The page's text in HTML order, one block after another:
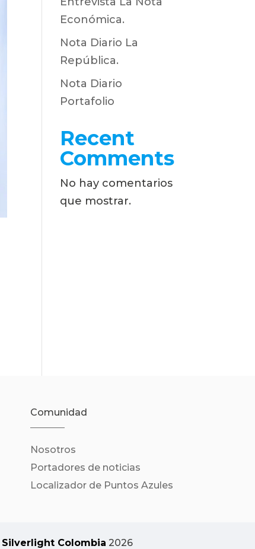
Económica.
Nota Diario La
República.
Nota Diario
Portafolio
Recent
Comments
No hay comentarios
que mostrar.
Comunidad
Nosotros
Portadores de noticias
Localizador de Puntos Azules
Silverlight Colombia 2026